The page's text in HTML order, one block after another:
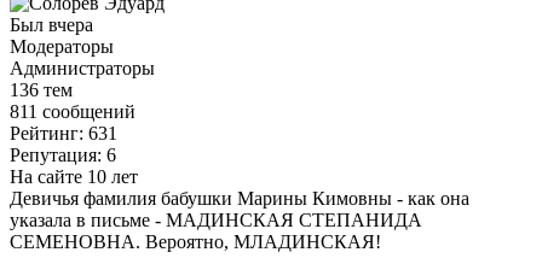
Был вчера
Модераторы
Администраторы
136 тем
811 сообщений
Рейтинг: 631
Репутация: 6
На сайте 10 лет
Девичья фамилия бабушки Марины Кимовны - как она
указала в письме - МАДИНСКАЯ СТЕПАНИДА
СЕМЕНОВНА. Вероятно, МЛАДИНСКАЯ!